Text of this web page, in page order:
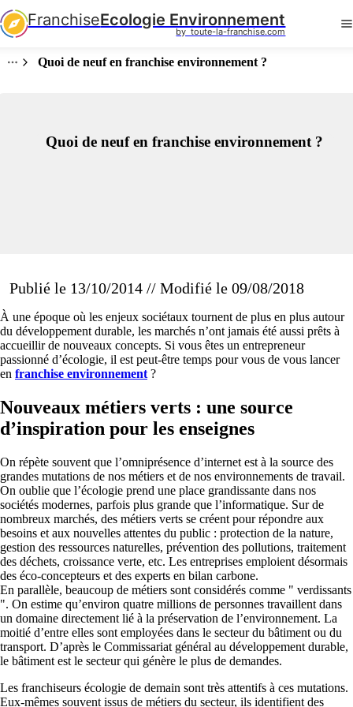
FranchiseEcologie Environnement
by  toute-la-franchise.com
Quoi de neuf en franchise environnement ?
Quoi de neuf en franchise environnement ?
Publié le 13/10/2014 // Modifié le 09/08/2018
À une époque où les enjeux sociétaux tournent de plus en plus autour
du développement durable, les marchés n’ont jamais été aussi prêts à
accueillir de nouveaux concepts. Si vous êtes un entrepreneur
passionné d’écologie, il est peut-être temps pour vous de vous lancer
en franchise environnement ?
Nouveaux métiers verts : une source
d’inspiration pour les enseignes
On répète souvent que l’omniprésence d’internet est à la source des
grandes mutations de nos métiers et de nos environnements de travail.
On oublie que l’écologie prend une place grandissante dans nos
sociétés modernes, parfois plus grande que l’informatique. Sur de
nombreux marchés, des métiers verts se créent pour répondre aux
besoins et aux nouvelles attentes du public : protection de la nature,
gestion des ressources naturelles, prévention des pollutions, traitement
des déchets, croissance verte, etc. Les entreprises emploient désormais
des éco-concepteurs et des experts en bilan carbone.
En parallèle, beaucoup de métiers sont considérés comme " verdissants
". On estime qu’environ quatre millions de personnes travaillent dans
un domaine directement lié à la préservation de l’environnement. La
moitié d’entre elles sont employées dans le secteur du bâtiment ou du
transport. D’après le Commissariat général au développement durable,
le bâtiment est le secteur qui génère le plus de demandes.
Les franchiseurs écologie de demain sont très attentifs à ces mutations.
Eux-mêmes souvent issus de métiers du secteur, ils identifient des